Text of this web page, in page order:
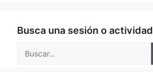
Busca una sesión o actividad